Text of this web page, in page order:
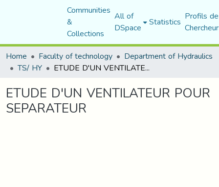
Communities
&
Collections
All of
DSpace Statistics Profils
Home
Faculty of technology Department of Hydraulics
TS/ HY ETUDE D'UN VENTILATEUR POUR SEPARATEUR
ETUDE D'UN VENTILATEUR POUR
SEPARATEUR